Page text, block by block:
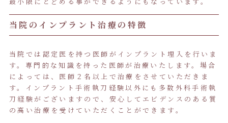
当院のインプラント治療の特徴
当院では認定医を持つ医師がインプラント埋入を行いま
す。専門的な知識を持った医師が治療いたします。場合
によっては、医師２名以上で治療をさせていただきま
す。インプラント手術執刀経験以外にも多数外科手術執
刀経験がございますので、安心してエビデンスのある質
の高い治療を受けていただくことができます。